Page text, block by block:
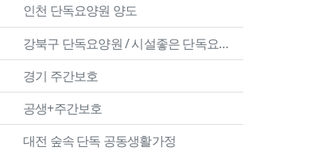
인천 단독요양원 양도
강북구 단독요양원 / 시설좋은 단독요양원
경기 주간보호
공생+주간보호
대전 숲속 단독 공동생활가정